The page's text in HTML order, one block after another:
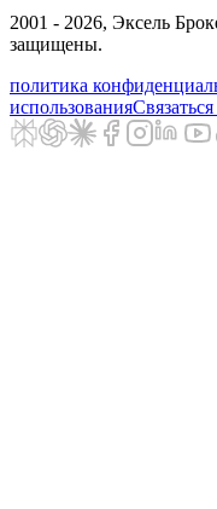
2001 - 2026, Эксель
защищены.
политика
использования